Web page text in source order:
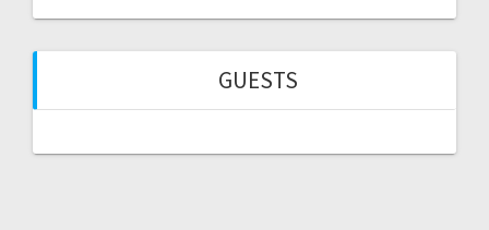
GUESTS